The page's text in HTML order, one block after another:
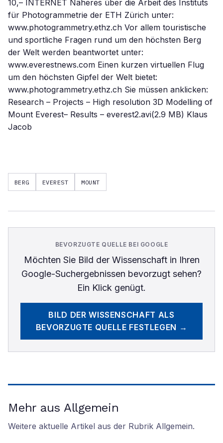
10,– INTERNET Näheres über die Arbeit des Instituts
für Photogrammetrie der ETH Zürich unter:
www.photogrammetry.ethz.ch Vor allem touristische
und sportliche Fragen rund um den höchsten Berg
der Welt werden beantwortet unter:
www.everestnews.com Einen kurzen virtuellen Flug
um den höchsten Gipfel der Welt bietet:
www.photogrammetry.ethz.ch Sie müssen anklicken:
Research – Projects – High resolution 3D Modelling of
Mount Everest– Results – everest2.avi(2.9 MB) Klaus
Jacob
BERG EVEREST MOUNT
BEVORZUGTE QUELLE BEI GOOGLE
Möchten Sie Bild der Wissenschaftin Ihren
Google-Suchergebnissen bevorzugt sehen?
Ein Klick genügt.
BILD DER WISSENSCHAFT ALS
BEVORZUGTE QUELLE FESTLEGEN →
Mehr aus Allgemein
Weitere aktuelle Artikel aus der Rubrik Allgemein.